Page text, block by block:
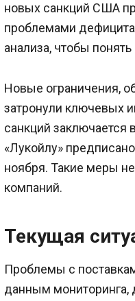
новых санкций США
проблемами дефицита
анализа, чтобы
Новые ограничения,
затронули ключевых
санкций заключается
«Лукойлу»
ноября. Такие меры
компаний.
Текущая
Проблемы с
данным мониторинга,